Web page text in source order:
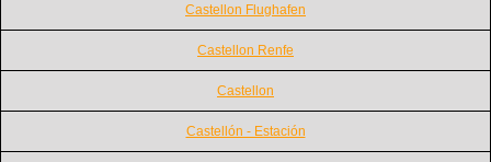
Castellon Flughafen
Castellon Renfe
Castellon
Castellón - Estación